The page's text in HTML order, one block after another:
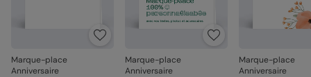
Marque-place
Anniversaire
Marque-place
Anniversaire
Marque-place
Anniversaire